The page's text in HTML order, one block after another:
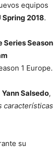
equipos
Spring 2018.
Series Season
1 Europe.
Yann Salsedo,
características
su